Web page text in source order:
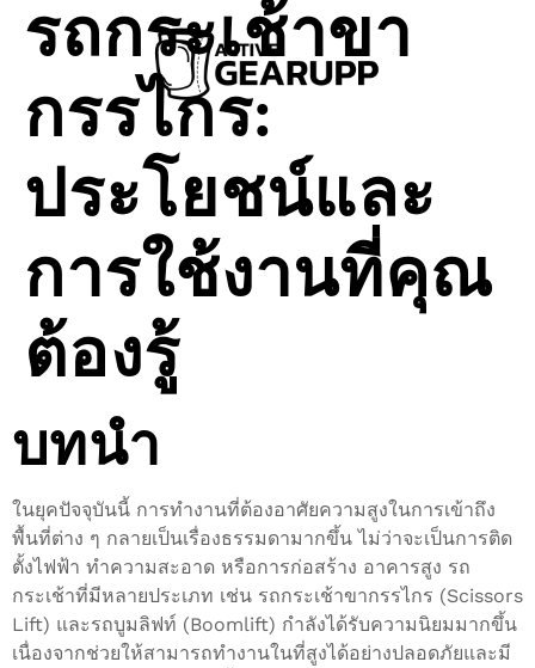
รถกระเช้าขา
กรรไกร:
ประโยชน์และ
การใช้งานที่คุณ
ต้องรู้
บทนำ
ในยุคปัจจุบันนี้ การทำงานที่ต้องอาศัยความสูงในการเข้าถึง
พื้นที่ต่าง ๆ กลายเป็นเรื่องธรรมดามากขึ้น ไม่ว่าจะเป็นการติด
ตั้งไฟฟ้า ทำความสะอาด หรือการก่อสร้าง อาคารสูง รถ
กระเช้าที่มีหลายประเภท เช่น รถกระเช้าขากรรไกร (Scissors
Lift) และรถบูมลิฟท์ (Boomlift) กำลังได้รับความนิยมมากขึ้น
เนื่องจากช่วยให้สามารถทำงานในที่สูงได้อย่างปลอดภัยและมี